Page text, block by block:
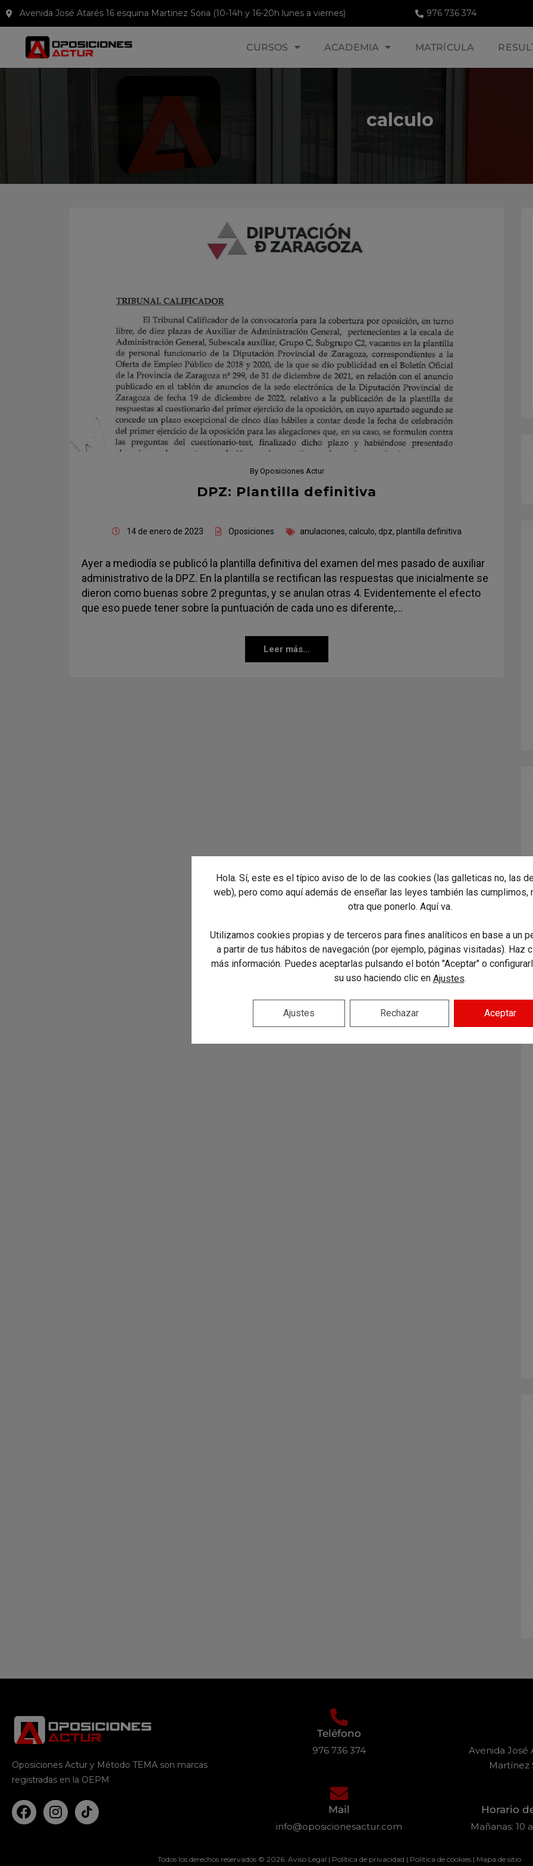
Avenida José Atarés 16 esquina Martinez Soria (10-14h y 16-20h lunes a viernes) 976 736 374
CURSOS ACADEMIA MATRÍCULA
calculo
By Oposiciones Actur
DPZ: Plantilla definitiva
14 de enero de 2023 Oposiciones anulaciones, calculo, dpz, plantilla definitiva
Ayer a mediodía se publicó la plantilla definitiva del examen del mes pasado de auxiliar
administrativo de la DPZ. En la plantilla se rectifican las respuestas que inicialmente se
dieron como buenas sobre 2 preguntas, y se anulan otras 4. Evidentemente el efecto
que eso puede tener sobre la puntuación de cada uno es diferente,…
Leer más...
Oposiciones Actur y Método TEMA son marcas
registradas en la OEPM
Teléfono
976 736 374
Mail
info@oposicionesactur.com
Avenida José
Martínez
Horario
Mañanas: 10
Todos los derechos reservados © 2026. Aviso Legal | Política de privacidad | Política de cookies| Mapa de sitio
Hola. Sí, este es el típico aviso de lo de las cookies (las galleticas no, las
web), pero como aquí además de enseñar las leyes también las cumplimos,
otra que ponerlo. Aquí va.
Utilizamos cookies propias y de terceros para fines analíticos en base a un
a partir de tus hábitos de navegación (por ejemplo, páginas visitadas). Haz
más información. Puedes aceptarlas pulsando el botón "Aceptar" o
su uso haciendo clic en Ajustes.
Aceptar
Rechazar
Ajustes